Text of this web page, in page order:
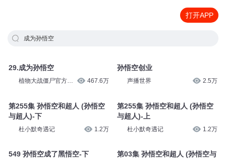
打开APP
成为孙悟空
29.成为孙悟空
植物大战僵尸官方频
467.6万
第255集 孙悟空和超人 (孙悟空
与超人)-下
杜小默奇遇记 1.2万
549 孙悟空成了黑悟空-下
孙悟空创业
声播世界 2.5万
第255集 孙悟空和超人 (孙悟空
与超人)-上
杜小默奇遇记 1.2万
第03集 孙悟空和超人 (孙悟空与